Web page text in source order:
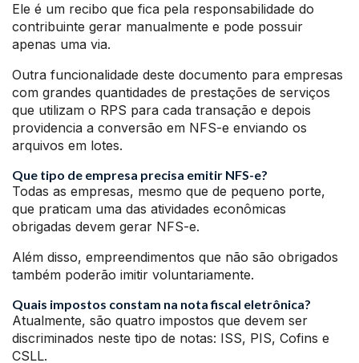
Ele é um recibo que fica pela responsabilidade do
contribuinte gerar manualmente e pode possuir
apenas uma via.
Outra funcionalidade deste documento para empresas
com grandes quantidades de prestações de serviços
que utilizam o RPS para cada transação e depois
providencia a conversão em NFS-e enviando os
arquivos em lotes.
Que tipo de empresa precisa emitir NFS-e?
Todas as empresas, mesmo que de pequeno porte,
que praticam uma das atividades econômicas
obrigadas devem gerar NFS-e.
Além disso, empreendimentos que não são obrigados
também poderão imitir voluntariamente.
Quais impostos constam na nota fiscal eletrônica?
Atualmente, são quatro impostos que devem ser
discriminados neste tipo de notas: ISS, PIS, Cofins e
CSLL.